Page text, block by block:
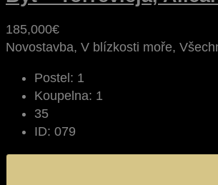
185,000€
Novostavba, V blízkosti moře,
Postel: 1
Koupelna: 1
35
ID: 079